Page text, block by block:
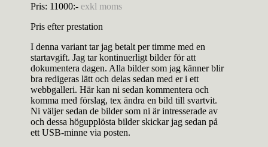
Pris: 11000:- exkl moms
Pris efter prestation
I denna variant tar jag betalt per timme med en
startavgift. Jag tar kontinuerligt bilder för att
dokumentera dagen. Alla bilder som jag känner blir
bra redigeras lätt och delas sedan med er i ett
webbgalleri. Här kan ni sedan kommentera och
komma med förslag, tex ändra en bild till svartvit.
Ni väljer sedan de bilder som ni är intresserade av
och dessa högupplösta bilder skickar jag sedan på
ett USB-minne via posten.